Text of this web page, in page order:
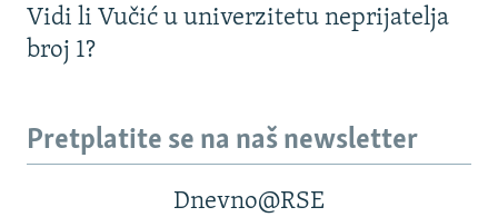
Vidi li Vučić u univerzitetu neprijatelja
broj 1?
Pretplatite se na naš newsletter
Dnevno@RSE